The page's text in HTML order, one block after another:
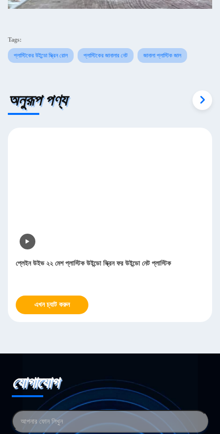
Tags:
প্লাস্টিকের উইন্ডো স্ক্রিন রোল প্লাস্টিকের জানালার নেট জানালা প্লাস্টিক জাল
অনুরূপ পণ্য
প্লেইন উইভ ২২ মেশ প্লাস্টিক উইন্ডো স্ক্রিন ফর উইন্ডো নেট প্লাস্টিক
এখন চ্যাট করুন
যোগাযোগ